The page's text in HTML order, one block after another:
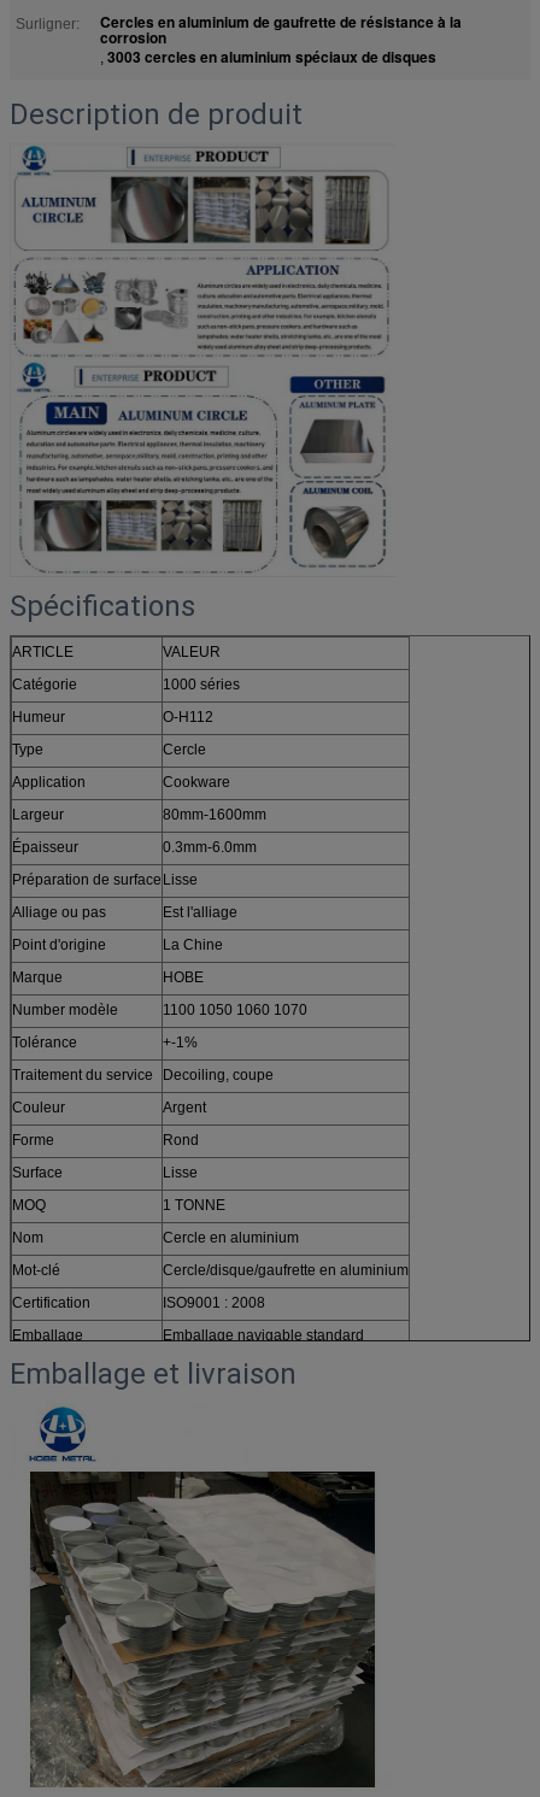
Surligner:
Cercles en aluminium de gaufrette de résistance à la
corrosion
, 3003 cercles en aluminium spéciaux de disques
Description de produit
Spécifications
ARTICLE
VALEUR
Catégorie
1000 séries
Humeur
O-H112
Type
Cercle
Application
Cookware
Largeur
80mm-1600mm
Épaisseur
0.3mm-6.0mm
Préparation de surface Lisse
Alliage ou pas
Est l'alliage
Point d'origine
La Chine
Marque
HOBE
Number modèle
1100 1050 1060 1070
Tolérance
+-1%
Traitement du service
Decoiling, coupe
Couleur
Argent
Forme
Rond
Surface
Lisse
MOQ
1 TONNE
Nom
Cercle en aluminium
Mot-clé
Cercle/disque/gaufrette en aluminium
Certification
ISO9001 : 2008
Emballage
Emballage navigable standard
Emballage et livraison